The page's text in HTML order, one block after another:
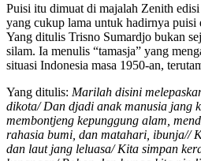
Puisi itu dimuat di majalah Zenith
yang cukup lama untuk hadirnya puisi
Yang ditulis Trisno Sumardjo bukan
silam. Ia menulis “tamasja” yang
situasi Indonesia masa 1950-an,
Yang ditulis: Marilah disini
dikota/ Dan djadi anak manusia jang
membontjeng kepunggung alam,
rahasia bumi, dan matahari, ibunja//
dan laut jang leluasa/ Kita simpan